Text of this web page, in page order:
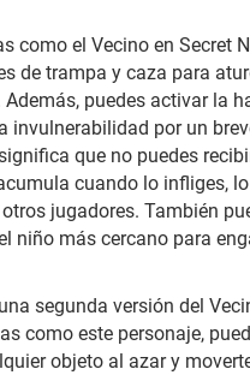
como el Vecino en Secret
de trampa y caza para
puedes activar la
invulnerabilidad por un
que no puedes
cuando lo infliges,
jugadores. También
niño más cercano para
segunda versión del
como este personaje,
objeto al azar y